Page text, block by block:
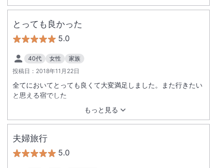
とっても良かった
5.0
40代 女性
家族
投稿日： 2018年11月22日
もっと見る
全てにおいてとっても良くて大変満足しました。また行きたい
と思える宿でした
夫婦旅行
5.0